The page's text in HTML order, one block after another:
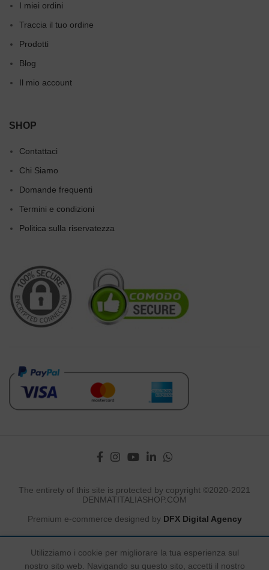
I miei ordini
Traccia il tuo ordine
Prodotti
Blog
Il mio account
SHOP
Contattaci
Chi Siamo
Domande frequenti
Termini e condizioni
Politica sulla riservatezza
The entirety of this site is protected by copyright ©2020-2021
DENMATITALIASHOP.COM
Premium e-commerce designed by DFX Digital Agency
Utilizziamo i cookie per migliorare la tua esperienza sul
nostro sito web. Navigando su questo sito, accetti il ​​nostro
This site is registered onwpml.orgas a development site. Switch to a production
site key toremove this banner